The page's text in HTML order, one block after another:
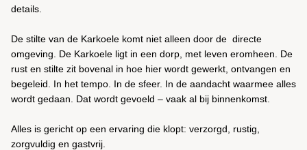
details.
De stilte van de Karkoele komt niet alleen door de directe
omgeving. De Karkoele ligt in een dorp, met leven eromheen. De
rust en stilte zit bovenal in hoe hier wordt gewerkt, ontvangen en
begeleid. In het tempo. In de sfeer. In de aandacht waarmee alles
wordt gedaan. Dat wordt gevoeld – vaak al bij binnenkomst.
Alles is gericht op een ervaring die klopt: verzorgd, rustig,
zorgvuldig en gastvrij.